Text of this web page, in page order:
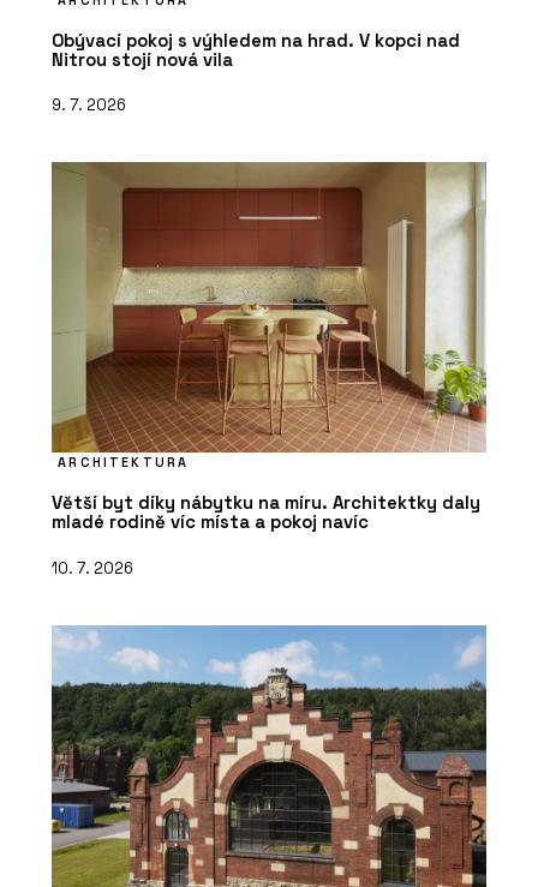
Obývací pokoj s výhledem na hrad. V kopci nad
Nitrou stojí nová vila
9. 7. 2026
ARCHITEKTURA
Větší byt díky nábytku na míru. Architektky daly
mladé rodině víc místa a pokoj navíc
10. 7. 2026